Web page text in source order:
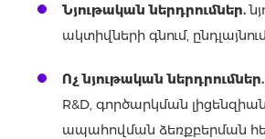
Նյութական ներդրումներ.
ակտիվների գնում,
Ոչ նյութական ներդրումներ.
R&D, գործարկման
ապահովման ձեռքբերման